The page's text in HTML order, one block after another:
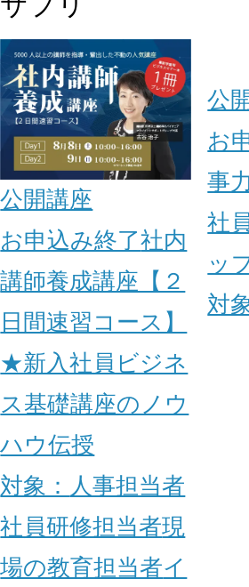
公開講座
お申込み終了社内
講師養成講座【２
日間速習コース】
★新入社員ビジネ
ス基礎講座のノウ
ハウ伝授
対象： 人事担当者
社員研修担当者現
場の教育担当者イ
公
お
事
社
ッ
対